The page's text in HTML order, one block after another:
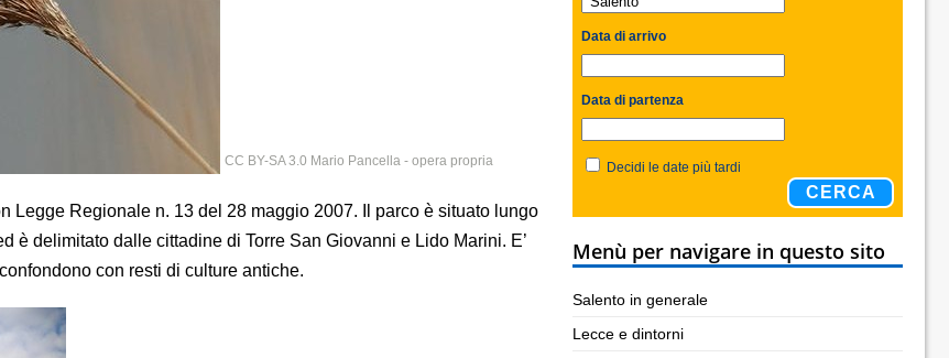
CC BY-SA 3.0 Mario Pancella - opera propria
Legge Regionale n. 13 del 28 maggio 2007. Il parco è situato lungo
è delimitato dalle cittadine di Torre San Giovanni e Lido Marini. E’
con resti di culture antiche.
Data di arrivo
Data di partenza
Decidi le date più tardi
CERCA
Menù per navigare in questo sito
Salento in generale
Lecce e dintorni